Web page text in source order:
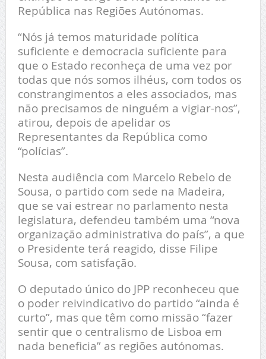
República nas Regiões Autónomas.
“Nós já temos maturidade política
suficiente e democracia suficiente para
que o Estado reconheça de uma vez por
todas que nós somos ilhéus, com todos os
constrangimentos a eles associados, mas
não precisamos de ninguém a vigiar-nos”,
atirou, depois de apelidar os
Representantes da República como
“polícias”.
Nesta audiência com Marcelo Rebelo de
Sousa, o partido com sede na Madeira,
que se vai estrear no parlamento nesta
legislatura, defendeu também uma “nova
organização administrativa do país”, a que
o Presidente terá reagido, disse Filipe
Sousa, com satisfação.
O deputado único do JPP reconheceu que
o poder reivindicativo do partido “ainda é
curto”, mas que têm como missão “fazer
sentir que o centralismo de Lisboa em
nada beneficia” as regiões autónomas.